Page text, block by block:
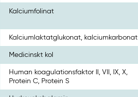
Kalciumfolinat
Kalciumlaktatglukonat, kalciumkarbonat
Medicinskt kol
Human koagulationsfaktor II, VII, IX, X,
Protein C, Protein S